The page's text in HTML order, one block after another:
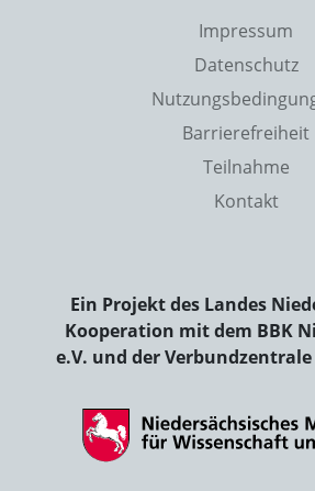
Impressum
Datenschutz
Barrierefreiheit
Teilnahme
Kontakt
Ein Projekt des Landes
Kooperation mit dem BBK
e.V. und der Verbundzentrale